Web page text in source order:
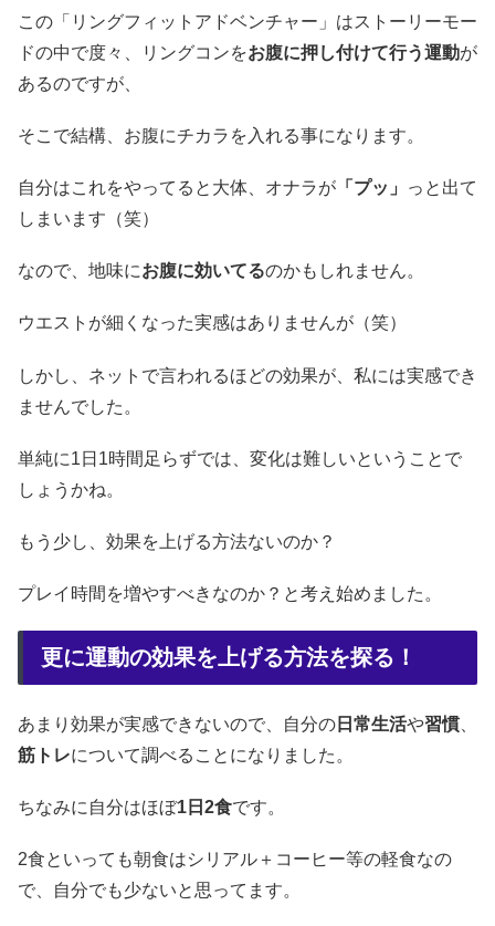
この「リングフィットアドベンチャー」はストーリーモー
ドの中で度々、リングコンをお腹に押し付けて行う運動が
あるのですが、
そこで結構、お腹にチカラを入れる事になります。
自分はこれをやってると大体、オナラが 「プッ」
っと出て
しまいます（笑）
なので、地味にお腹に効いてるのかもしれません。
ウエストが細くなった実感はありませんが（笑）
しかし、ネットで言われるほどの効果が、私には実感でき
ませんでした。
単純に1日1時間足らずでは、変化は難しいということで
しょうかね。
もう少し、効果を上げる方法ないのか？
プレイ時間を増やすべきなのか？と考え始めました。
更に運動の効果を上げる方法を探る！
あまり効果が実感できないので、自分の 日常生活や習慣
筋トレについて調べることになりました。
ちなみに自分はほぼ1日2食です。
2食といっても朝食はシリアル＋コーヒー等の軽食なの
で、自分でも少ないと思ってます。